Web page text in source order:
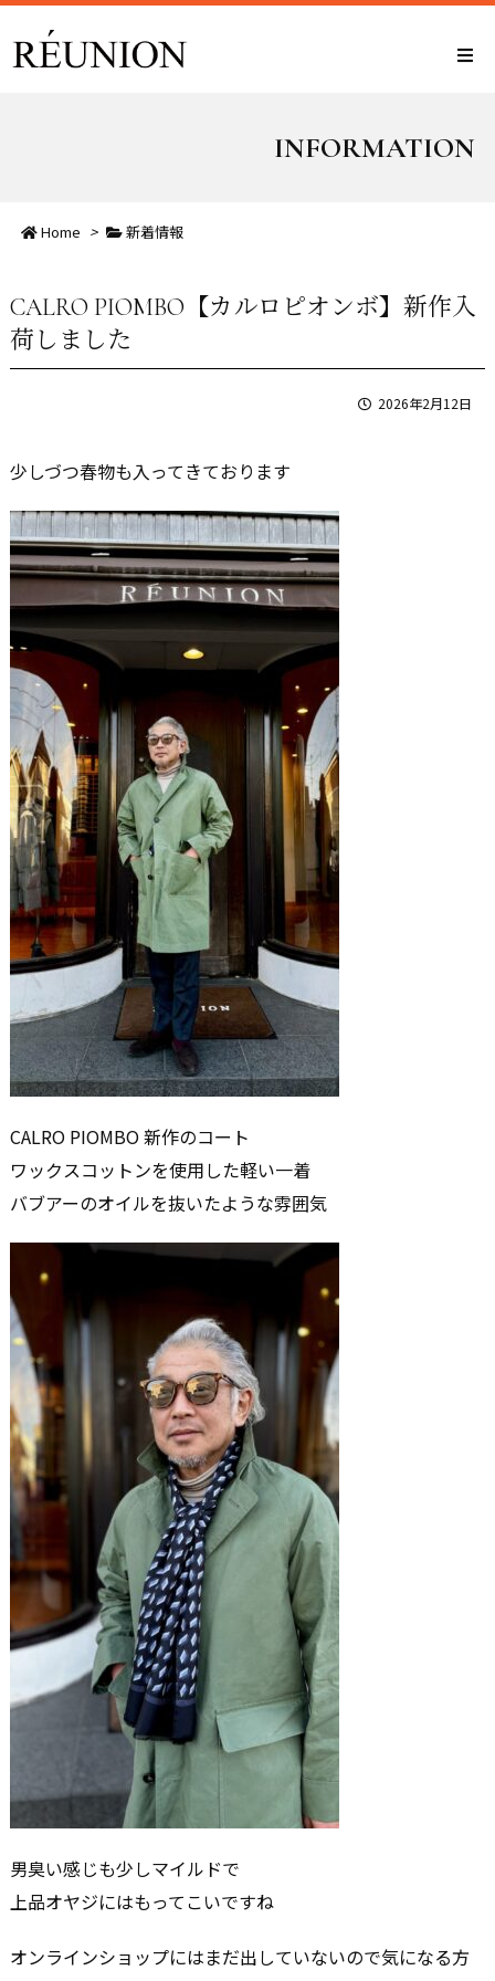
INFORMATION
Home > 新着情報
CALRO PIOMBO【カルロピオンボ】新作入
荷しました
2026年2月12日
少しづつ春物も入ってきております
CALRO PIOMBO 新作のコート
ワックスコットンを使用した軽い一着
バブアーのオイルを抜いたような雰囲気
男臭い感じも少しマイルドで
上品オヤジにはもってこいですね
オンラインショップにはまだ出していないので気になる方